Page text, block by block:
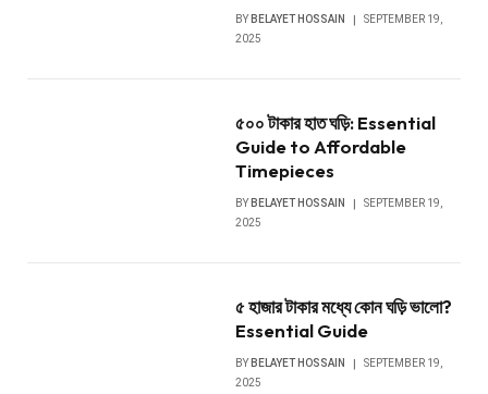
BY BELAYET HOSSAIN
SEPTEMBER 19,
2025
৫০০ টাকার হাত ঘড়ি: Essential
Guide to Affordable
Timepieces
BY BELAYET HOSSAIN
SEPTEMBER 19,
2025
৫ হাজার টাকার মধ্যে কোন ঘড়ি ভালো?
Essential Guide
BY BELAYET HOSSAIN
SEPTEMBER 19,
2025